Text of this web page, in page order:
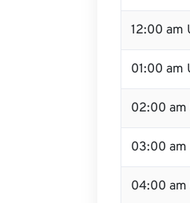
12:00 am
01:00 am
02:00 am
03:00 am
04:00 am